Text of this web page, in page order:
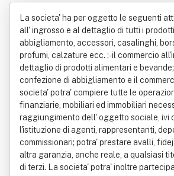
cata Unipers Onale
La societa' ha per oggetto le seguenti
all' ingrosso e al dettaglio di tutti i
abbigliamento, accessori, casalinghi,
profumi, calzature ecc. ;- il commercio
dettaglio di prodotti alimentari e
confezione di abbigliamento e il
societa' potra' compiere tutte le
finanziarie, mobiliari ed immobiliari
raggiungimento dell' oggetto sociale, ivi
l'istituzione di agenti, rappresentanti,
commissionari; potra' prestare avalli,
altra garanzia, anche reale, a qualsiasi
di terzi. La societa' potra' inoltre